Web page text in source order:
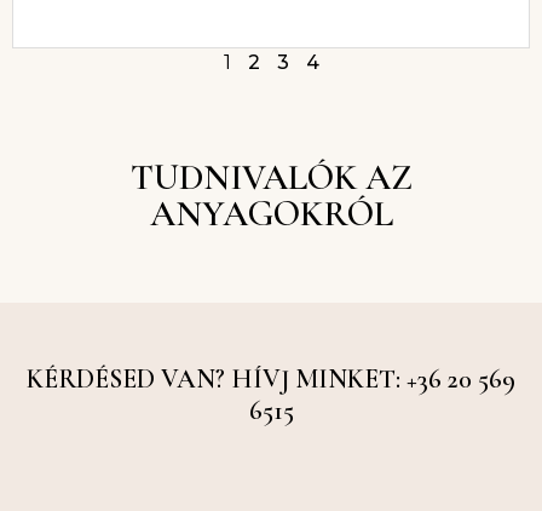
1 2 3 4
TUDNIVALÓK AZ
ANYAGOKRÓL
KÉRDÉSED VAN? HÍVJ MINKET: +36 20 569
6515